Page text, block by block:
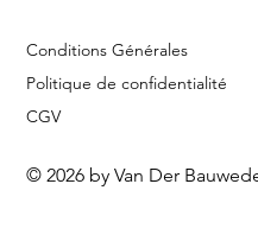
Conditions Générales
Politique de confidentialité
CGV
© 2026 by Van Der